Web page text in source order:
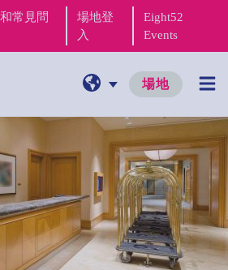
常見問
場地登
入
Eight52
Events
場地